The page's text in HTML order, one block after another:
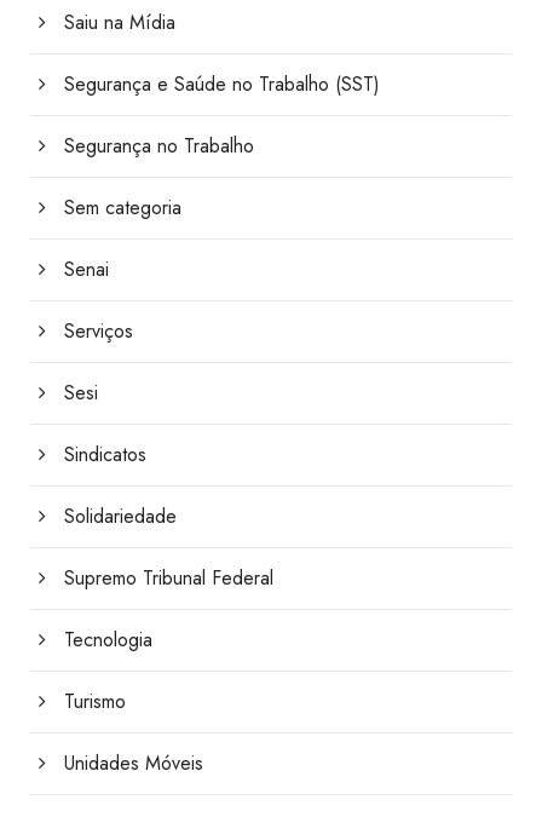
Saiu na Mídia
Segurança e Saúde no Trabalho (SST)
Segurança no Trabalho
Sem categoria
Senai
Serviços
Sesi
Sindicatos
Solidariedade
Supremo Tribunal Federal
Tecnologia
Turismo
Unidades Móveis